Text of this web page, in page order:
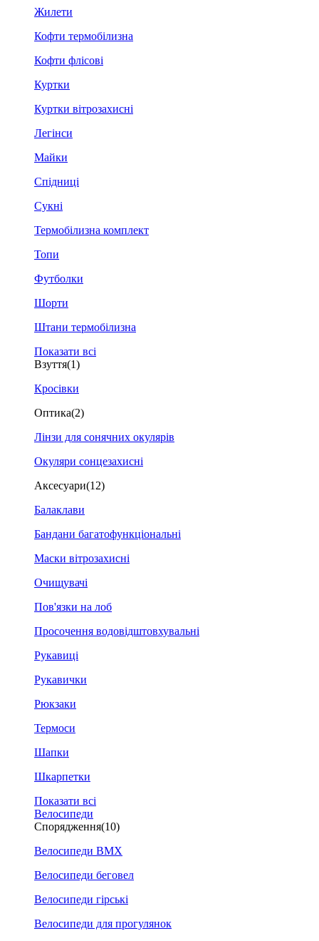
Жилети
Кофти термобілизна
Кофти флісові
Куртки
Куртки вітрозахисні
Легінси
Майки
Спідниці
Сукні
Термобілизна комплект
Топи
Футболки
Шорти
Штани термобілизна
Показати всі
Взуття(1)
Кросівки
Оптика(2)
Лінзи для сонячних окулярів
Окуляри сонцезахисні
Аксесуари(12)
Балаклави
Бандани багатофункціональні
Маски вітрозахисні
Очищувачі
Пов'язки на лоб
Просочення водовідштовхувальні
Рукавиці
Рукавички
Рюкзаки
Термоси
Шапки
Шкарпетки
Показати всі
Велосипеди
Спорядження(10)
Велосипеди BMX
Велосипеди беговел
Велосипеди гірські
Велосипеди для прогулянок